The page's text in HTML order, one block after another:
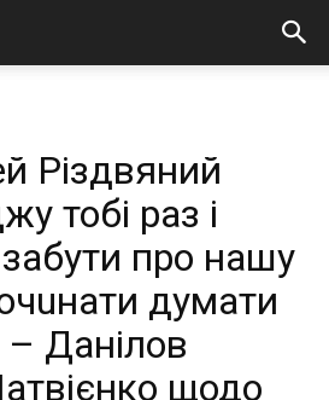
Різдвяний
тобі раз і
про нашу
думати
– Данілов
щодо